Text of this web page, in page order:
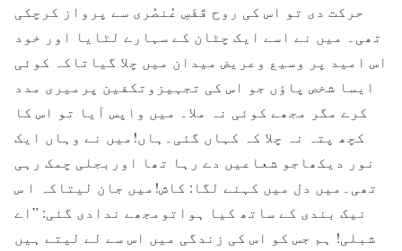
حرکت دی تو اس کی روح قَفَسِ عُنصُری سے پرواز کرچکی
تھی۔ میں نے اسے ایک چٹان کے سہارے لٹایا اور خود
اس امید پر وسیع وعریض میدان میں چلا گیاتاکہ کوئی
ایسا شخص پاؤں جو اس کی تجہیزوتکفین پرمیری مدد
کرے مگر مجھے کوئی نہ ملا۔ میں واپس آیا تو اس کا
کچھ پتہ نہ چلا کہ کہاں گئی۔ہاں!میں نے وہاں ایک
نور دیکھاجو شعاعیں دے رہا تھا اوربجلی چمک رہی
تھی۔میں دل میں کہنے لگا: کاش!میں جان لیتاکہ ا س
نیک بندی کے ساتھ کیا ہواتومجھے ندادی گئی: ”اے
شبلی! ہم جس کو اس کی زندگی میں اس سے لے لیتے ہیں